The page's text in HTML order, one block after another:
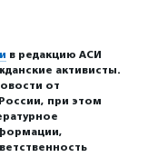
в редакцию АСИ
активисты.
от
при этом